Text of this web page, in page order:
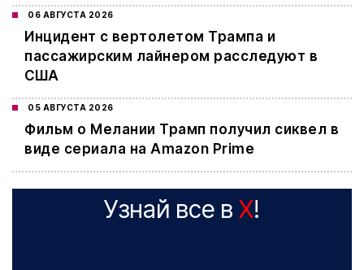
06 АВГУСТА 2026
Инцидент с вертолетом Трампа и
пассажирским лайнером расследуют в
США
05 АВГУСТА 2026
Фильм о Мелании Трамп получил сиквел в
виде сериала на Amazon Prime
Узнай все в X!